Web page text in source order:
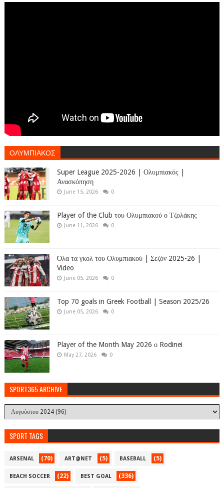
ΟΛΥΜΠΙΑΚΟΣ
Super League 2025-2026 | Ολυμπιακός |
Ανασκόπηση
June 15, 2026 0
Player of the Club του Ολυμπιακού ο Τζολάκης
June 11, 2026 0
Όλα τα γκολ του Ολυμπιακού | Σεζόν 2025-26 |
Video
June 05, 2026 0
Top 70 goals in Greek Football | Season 2025/26
June 05, 2026 0
Player of the Month May 2026 ο Rodinei
May 27, 2026 0
SPORT365 ARCHIVE
SPORT TAGS
ARSENAL (70) ART@NET (5) BASEBALL (5)
BEACH SOCCER (22) BEST GOAL (336)